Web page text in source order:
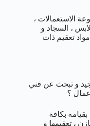
الاستعمالات ،
، السجاد و
تعقيم ذات
و تبحث عن فني
؟
بكافة
، تعقيمها و